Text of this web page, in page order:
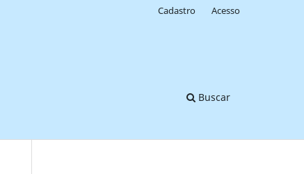
Buscar
Cadastro Acesso